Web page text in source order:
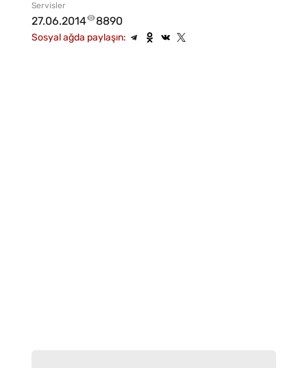
Servisler
27.06.2014 8890
Sosyal ağda paylaşın: